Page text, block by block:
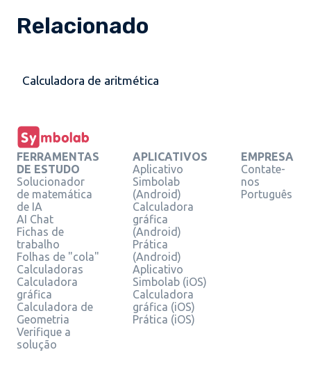
Relacionado
Calculadora de aritmética
FERRAMENTAS
DE ESTUDO
Solucionador
de matemática
de IA
AI Chat
Fichas de
trabalho
Folhas de "cola"
Calculadoras
Calculadora
gráfica
Calculadora de
Geometria
Verifique a
solução
APLICATIVOS
Aplicativo
Simbolab
(Android)
Calculadora
gráfica
(Android)
Prática
(Android)
Aplicativo
Simbolab (iOS)
Calculadora
gráfica (iOS)
Prática (iOS)
EMPRESA
Contate-
nos
Português